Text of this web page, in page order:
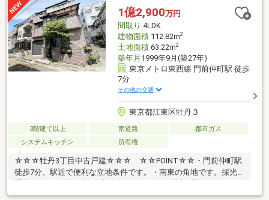
1億2,900万円
間取り 4LDK
建物面積112.82m2
土地面積63.22m2
築年月 1999年9月(築27年)
東京メトロ東西線 門前仲町駅 徒歩
7分
その他の交通
東京都江東区牡丹３
3階建て以上 南道路
都市ガス
システムキッチン
所有権
☆☆☆牡丹3丁目中古戸建☆☆☆ ☆☆POINT☆☆・門前仲町駅
徒歩7分、駅近で便利な立地条件です。・南東の角地です。採光・
通風に優れ、開放感ある立地条件です。・各居室6畳以上確保。ま
た、各居室南側に窓が設けられているためどのお部屋も日当たり